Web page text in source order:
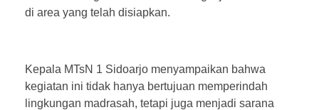
di area yang telah disiapkan.
Kepala MTsN 1 Sidoarjo menyampaikan bahwa
kegiatan ini tidak hanya bertujuan memperindah
lingkungan madrasah, tetapi juga menjadi sarana